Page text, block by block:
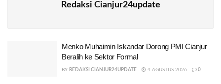
Redaksi Cianjur24update
Menko Muhaimin Iskandar Dorong PMI Cianjur
Beralih ke Sektor Formal
BY REDAKSI CIANJUR24UPDATE 4 AGUSTUS 2026 0